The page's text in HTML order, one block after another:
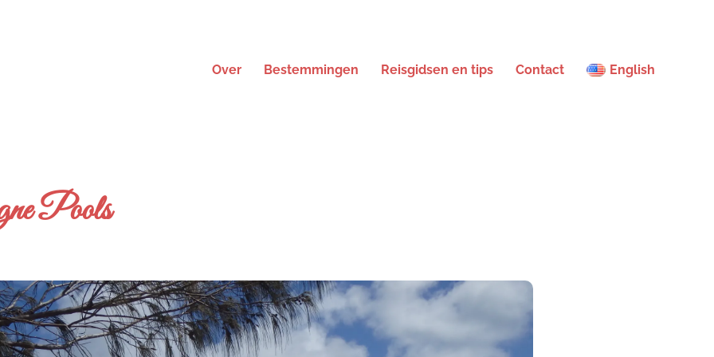
Over Bestemmingen Reisgidsen en tips Contact English
Pools